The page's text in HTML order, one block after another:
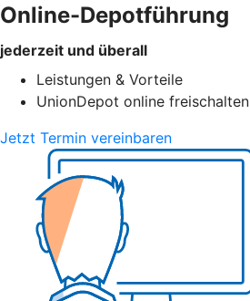
Online-Depotführung
jederzeit und überall
Leistungen & Vorteile
UnionDepot online freischalten
Jetzt Termin vereinbaren